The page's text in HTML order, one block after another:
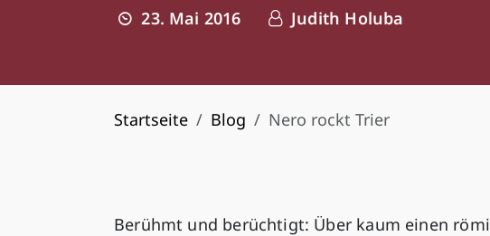
23. Mai 2016 Judith Holuba
Startseite Blog Nero rockt Trier
Berühmt und berüchtigt: Über kaum einen